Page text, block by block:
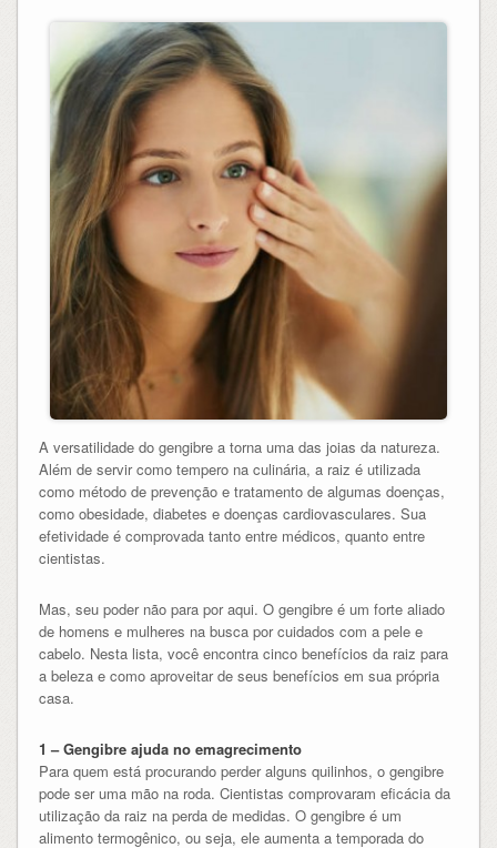
A versatilidade do gengibre a torna uma das joias da natureza.
Além de servir como tempero na culinária, a raiz é utilizada
como método de prevenção e tratamento de algumas doenças,
como obesidade, diabetes e doenças cardiovasculares. Sua
efetividade é comprovada tanto entre médicos, quanto entre
cientistas.
Mas, seu poder não para por aqui. O gengibre é um forte aliado
de homens e mulheres na busca por cuidados com a pele e
cabelo. Nesta lista, você encontra cinco benefícios da raiz para
a beleza e como aproveitar de seus benefícios em sua própria
casa.
1 – Gengibre ajuda no emagrecimento
Para quem está procurando perder alguns quilinhos, o gengibre
pode ser uma mão na roda. Cientistas comprovaram eficácia da
utilização da raiz na perda de medidas. O gengibre é um
alimento termogênico, ou seja, ele aumenta a temporada do